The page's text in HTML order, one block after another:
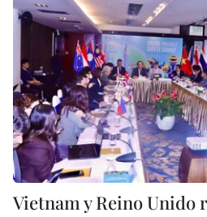
Vietnam y Reino Unido